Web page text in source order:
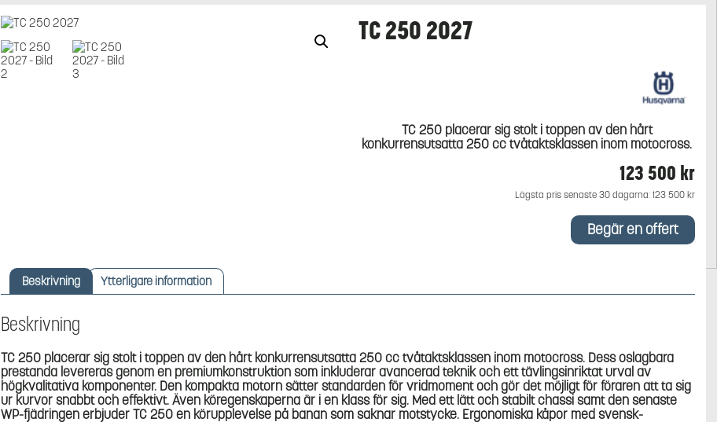
TC 250 2027
TC 250 placerar sig stolt i toppen av den hårt
konkurrensutsatta 250 cc tvåtaktsklassen inom motocross.
123 500 kr
Lägsta pris senaste 30 dagarna: 123 500 kr
Begär en offert
Beskrivning Ytterligare information
Beskrivning
TC 250 placerar sig stolt i toppen av den hårt konkurrensutsatta 250 cc tvåtaktsklassen inom motocross. Dess oslagbara
prestanda levereras genom en premiumkonstruktion som inkluderar avancerad teknik och ett tävlingsinriktat urval av
högkvalitativa komponenter. Den kompakta motorn sätter standarden för vridmoment och gör det möjligt för föraren att ta sig
ur kurvor snabbt och effektivt. Även köregenskaperna är i en klass för sig. Med ett lätt och stabilt chassi samt den senaste
WP-fjädringen erbjuder TC 250 en körupplevelse på banan som saknar motstycke. Ergonomiska kåpor med svensk-